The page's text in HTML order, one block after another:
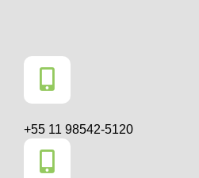
+55 11 98542-5120